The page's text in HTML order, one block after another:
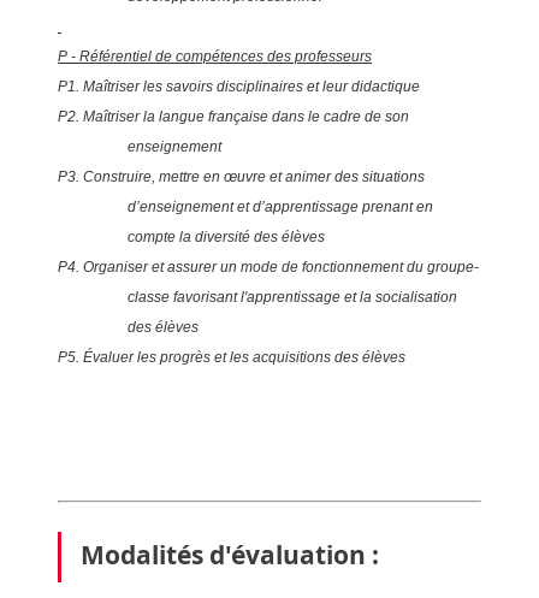
P - Référentiel de compétences des professeurs
P1. Maîtriser les savoirs disciplinaires et leur didactique
P2. Maîtriser la langue française dans le cadre de son
enseignement
P3. Construire, mettre en œuvre et animer des situations
d’enseignement et d’apprentissage prenant en
compte la diversité des élèves
P4. Organiser et assurer un mode de fonctionnement du groupe-
classe favorisant l'apprentissage et la socialisation
des élèves
P5. Évaluer les progrès et les acquisitions des élèves
Modalités d'évaluation :